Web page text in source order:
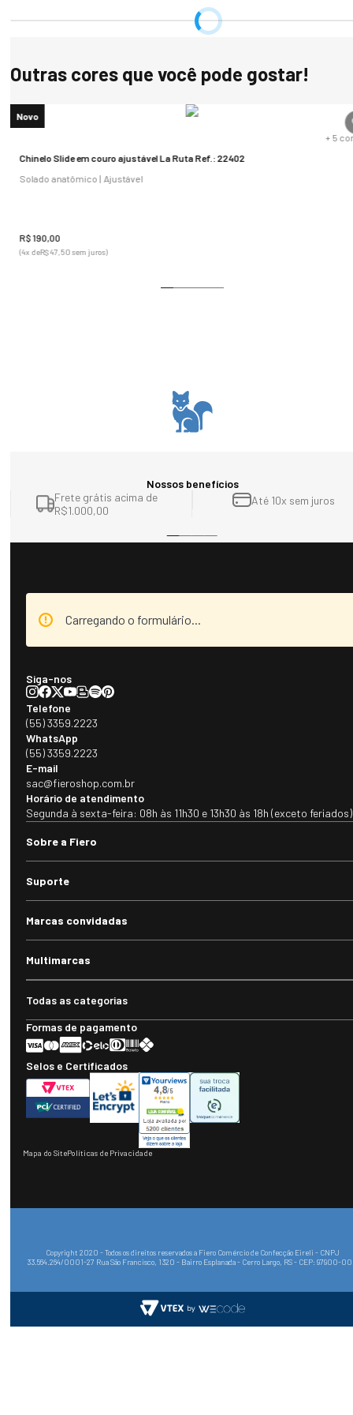
Outras cores que você pode gostar!
Novo
+ 5
Chinelo Slide em couro ajustável La Ruta Ref.: 22402
Solado anatômico | Ajustável
R$190,00
(4x deR$47 50sem juros)
Nossos benefícios
Frete grátis acima de
R$1.000,00
Até 10x sem juros
Carregando o formulário...
Siga-nos
Telefone
(55) 3359.2223
WhatsApp
(55) 3359.2223
E-mail
sac@fieroshop.com.br
Horário de atendimento
Segunda à sexta-feira: 08h às 11h30 e 13h30 às 18h (exceto feriados)
Sobre a Fiero
Suporte
Marcas convidadas
Multimarcas
Todas as categorias
Formas de pagamento
Selos e Certificados
Mapa do SitePolíticas de Privacidade
Copyright 2020 - Todos os direitos reservados a Fiero Comércio de Confecção Eireli - CNPJ
33.564.264/0001-27 Rua São Francisco, 1320 - Bairro Esplanada - Cerro Largo, RS - CEP: 97900-